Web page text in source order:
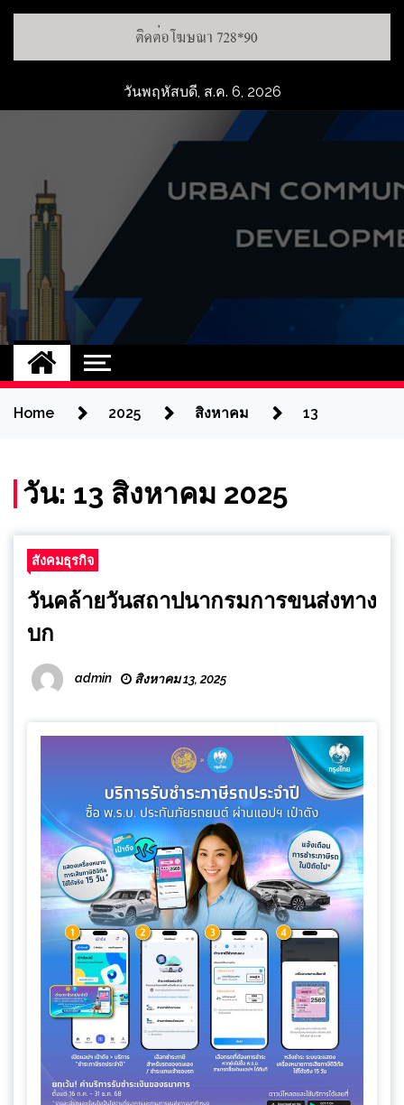
Skip
วันพฤหัสบดี, ส.ค. 6, 2026
UCD
NEW
Home 2025 สิงหาคม 13
วัน: 13 สิงหาคม 2025
สังคมธุรกิจ
วันคล้ายวันสถาปนากรมการขนส่งทาง
บก
admin สิงหาคม 13, 2025